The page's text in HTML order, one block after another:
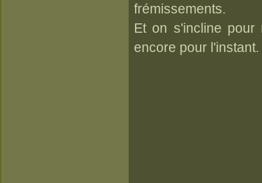
frémissements.
Et on s'incline
encore pour l'instant.